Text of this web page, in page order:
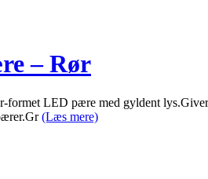
– Rør
LED pære med gyldent lys.Giver
(Læs mere)